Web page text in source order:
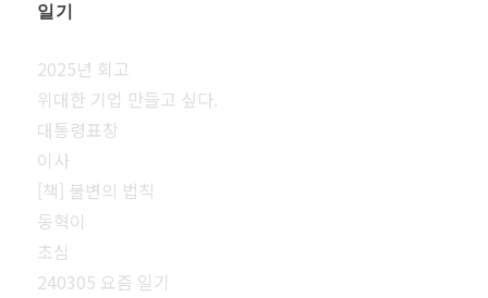
일기
2025년 회고
위대한 기업 만들고 싶다.
대통령표창
이사
[책] 불변의 법칙
동혁이
초심
240305 요즘 일기